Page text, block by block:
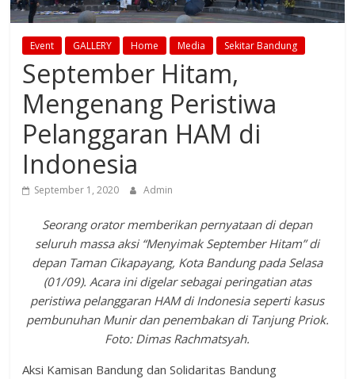
Event GALLERY Home Media Sekitar Bandung
September Hitam,
Mengenang Peristiwa
Pelanggaran HAM di
Indonesia
September 1, 2020 Admin
Seorang orator memberikan pernyataan di depan
seluruh massa aksi “Menyimak September Hitam” di
depan Taman Cikapayang, Kota Bandung pada Selasa
(01/09). Acara ini digelar sebagai peringatian atas
peristiwa pelanggaran HAM di Indonesia seperti kasus
pembunuhan Munir dan penembakan di Tanjung Priok.
Foto: Dimas Rachmatsyah.
Aksi Kamisan Bandung dan Solidaritas Bandung